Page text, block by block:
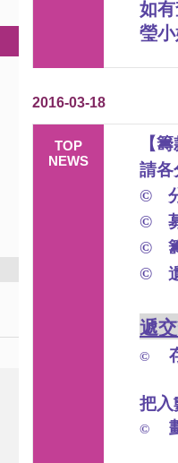
如
瑩
2016-03-18
TOP
NEWS
【
請各
©
©
©
©
遞
©
把入
©